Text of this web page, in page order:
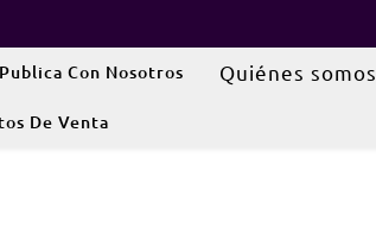
Publica Con Nosotros Quiénes somos
De Venta